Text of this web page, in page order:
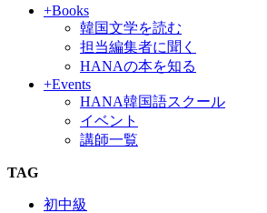
+Books
韓国文学を読む
担当編集者に聞く
HANAの本を知る
+Events
HANA韓国語スクール
イベント
講師一覧
TAG
初中級